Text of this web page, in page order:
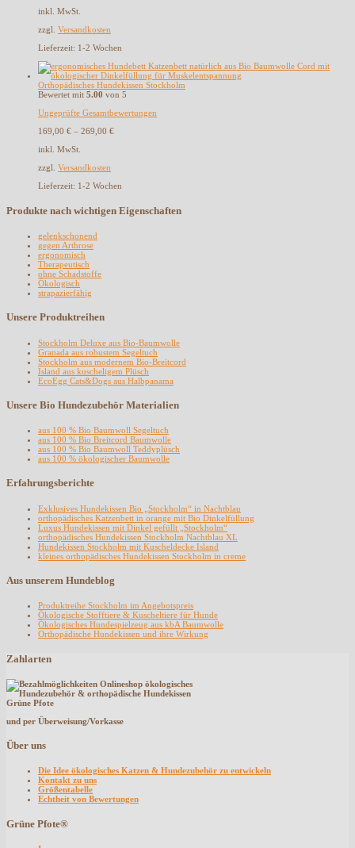
inkl. MwSt.
zzgl. Versandkosten
Lieferzeit: 1-2 Wochen
Orthopädisches Hundekissen Stockholm
Bewertet mit 5.00 von 5
Ungeprüfte Gesamtbewertungen
169,00 € – 269,00 €
inkl. MwSt.
zzgl. Versandkosten
Lieferzeit: 1-2 Wochen
Produkte nach wichtigen Eigenschaften
gelenkschonend
gegen Arthrose
ergonomisch
Therapeutisch
ohne Schadstoffe
Ökologisch
strapazierfähig
Unsere Produktreihen
Stockholm Deluxe aus Bio-Baumwolle
Granada aus robustem Segeltuch
Stockholm aus modernem Bio-Breitcord
Island aus kuscheligem Plüsch
EcoEgg Cats&Dogs aus Halbpanama
Unsere Bio Hundezubehör Materialien
aus 100 % Bio Baumwoll Segeltuch
aus 100 % Bio Breitcord Baumwolle
aus 100 % Bio Baumwoll Teddyplüsch
aus 100 % ökologischer Baumwolle
Erfahrungsberichte
Exklusives Hundekissen Bio „Stockholm“ in Nachtblau
orthopädisches Katzenbett in orange mit Bio Dinkelfüllung
Luxus Hundekissen mit Dinkel gefüllt „Stockholm“
orthopädisches Hundekissen Stockholm Nachtblau XL
Hundekissen Stockholm mit Kuscheldecke Island
kleines orthopädisches Hundekissen Stockholm in creme
Aus unserem Hundeblog
Produktreihe Stockholm im Angebotspreis
Ökologische Stofftiere & Kuscheltiere für Hunde
Ökologisches Hundespielzeug aus kbA Baumwolle
Orthopädische Hundekissen und ihre Wirkung
Zahlarten
und per Überweisung/Vorkasse
Über uns
Die Idee ökologisches Katzen & Hundezubehör zu entwickeln
Kontakt zu uns
Größentabelle
Echtheit von Bewertungen
Grüne Pfote®